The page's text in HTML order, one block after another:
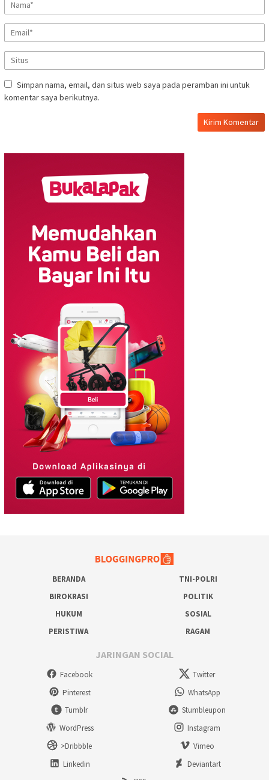
Simpan nama, email, dan situs web saya pada peramban ini untuk
komentar saya berikutnya.
BERANDA
TNI-POLRI
BIROKRASI
POLITIK
HUKUM
SOSIAL
PERISTIWA
RAGAM
JARINGAN SOCIAL
Facebook
Twitter
Pinterest
WhatsApp
Tumblr
Stumbleupon
WordPress
Instagram
>Dribbble
Vimeo
Linkedin
Deviantart